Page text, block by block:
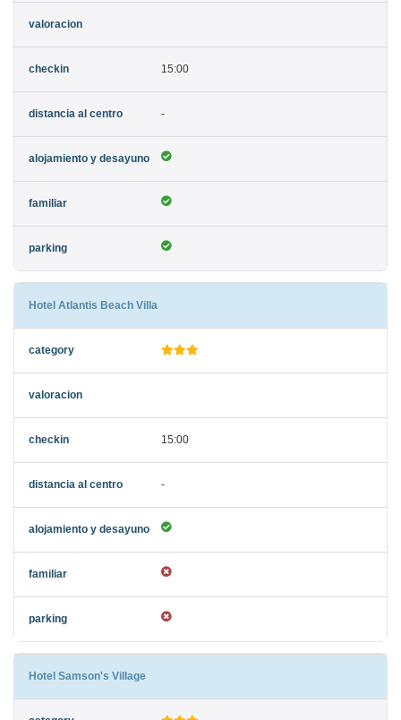
15:00
-
Hotel Atlantis Beach Villa
15:00
-
Hotel Samson's Village